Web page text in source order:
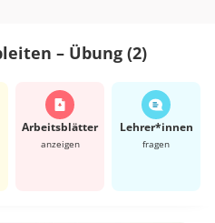
– Übung (2)
Arbeits­blätter
anzeigen
Lehrer*​innen
fragen